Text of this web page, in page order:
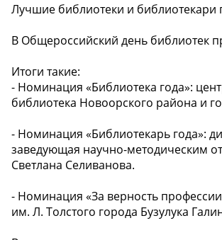
Лучшие библиотеки и библиотекари
В Общероссийский день библиотек
Итоги такие:
- Номинация «Библиотека года»:
библиотека Новоорского района и
- Номинация «Библиотекарь года»:
заведующая научно-методическим
Светлана Селиванова.
- Номинация «За верность
им. Л. Толстого города Бузулука